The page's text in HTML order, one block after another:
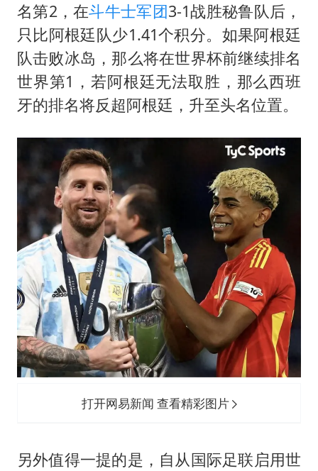
名第2，在斗牛士军团3-1战胜秘鲁队后，
只比阿根廷队少1.41个积分。如果阿根廷
队击败冰岛，那么将在世界杯前继续排名
世界第1，若阿根廷无法取胜，那么西班
牙的排名将反超阿根廷，升至头名位置。
打开网易新闻 查看精彩图片
另外值得一提的是，自从国际足联启用世